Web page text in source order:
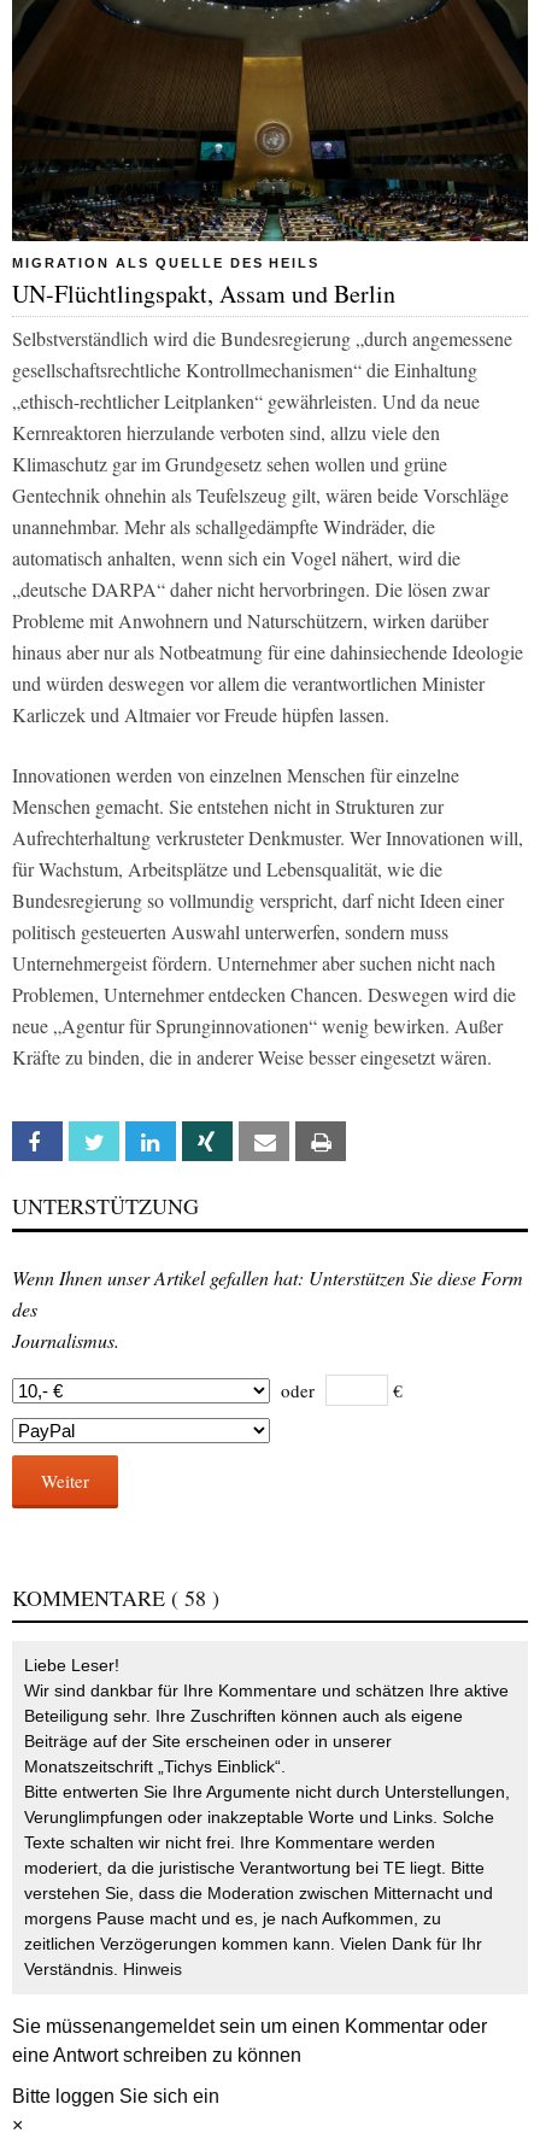
MIGRATION ALS QUELLE DES HEILS
UN-Flüchtlingspakt, Assam und Berlin
Selbstverständlich wird die Bundesregierung „durch angemessene
gesellschaftsrechtliche Kontrollmechanismen“ die Einhaltung
„ethisch-rechtlicher Leitplanken“ gewährleisten. Und da neue
Kernreaktoren hierzulande verboten sind, allzu viele den
Klimaschutz gar im Grundgesetz sehen wollen und grüne
Gentechnik ohnehin als Teufelszeug gilt, wären beide Vorschläge
unannehmbar. Mehr als schallgedämpfte Windräder, die
automatisch anhalten, wenn sich ein Vogel nähert, wird die
„deutsche DARPA“ daher nicht hervorbringen. Die lösen zwar
Probleme mit Anwohnern und Naturschützern, wirken darüber
hinaus aber nur als Notbeatmung für eine dahinsiechende Ideologie
und würden deswegen vor allem die verantwortlichen Minister
Karliczek und Altmaier vor Freude hüpfen lassen.
Innovationen werden von einzelnen Menschen für einzelne
Menschen gemacht. Sie entstehen nicht in Strukturen zur
Aufrechterhaltung verkrusteter Denkmuster. Wer Innovationen will,
für Wachstum, Arbeitsplätze und Lebensqualität, wie die
Bundesregierung so vollmundig verspricht, darf nicht Ideen einer
politisch gesteuerten Auswahl unterwerfen, sondern muss
Unternehmergeist fördern. Unternehmer aber suchen nicht nach
Problemen, Unternehmer entdecken Chancen. Deswegen wird die
neue „Agentur für Sprunginnovationen“ wenig bewirken. Außer
Kräfte zu binden, die in anderer Weise besser eingesetzt wären.
Facebook Twitter Linkedin Xing Email
UNTERSTÜTZUNG
Wenn Ihnen unser Artikel gefallen hat: Unterstützen Sie diese Form
des
Journalismus.
oder €
Weiter
KOMMENTARE ( 58 )
Liebe Leser!
Wir sind dankbar für Ihre Kommentare und schätzen Ihre aktive
Beteiligung sehr. Ihre Zuschriften können auch als eigene
Beiträge auf der Site erscheinen oder in unserer
Monatszeitschrift „Tichys Einblick“.
Bitte entwerten Sie Ihre Argumente nicht durch Unterstellungen,
Verunglimpfungen oder inakzeptable Worte und Links. Solche
Texte schalten wir nicht frei. Ihre Kommentare werden
moderiert, da die juristische Verantwortung bei TE liegt. Bitte
verstehen Sie, dass die Moderation zwischen Mitternacht und
morgens Pause macht und es, je nach Aufkommen, zu
zeitlichen Verzögerungen kommen kann. Vielen Dank für Ihr
Verständnis. Hinweis
Sie müssenangemeldetsein um einen Kommentar oder
eine Antwort schreiben zu können
Bitte loggen Sie sich ein
×